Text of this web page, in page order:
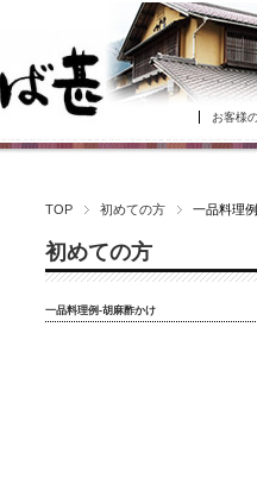
お客様
TOP 初めての方 一品料理
初めての方
一品料理例-胡麻酢かけ